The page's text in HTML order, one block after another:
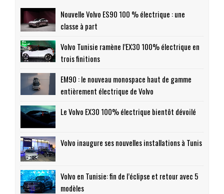
Nouvelle Volvo ES90 100 % électrique : une
classe à part
Volvo Tunisie ramène l’EX30 100% électrique en
trois finitions
EM90 : le nouveau monospace haut de gamme
entièrement électrique de Volvo
Le Volvo EX30 100% électrique bientôt dévoilé
Volvo inaugure ses nouvelles installations à Tunis
Volvo en Tunisie: fin de l’éclipse et retour avec 5
modèles